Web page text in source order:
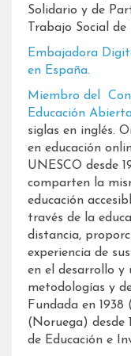
Solidario y de
Trabajo Social
Embajadora
en España.
Miembro del
Educación
siglas en inglés.
en educación
UNESCO desde
comparten la
educación
través de la
distancia,
experiencia de
en el desarrollo y
metodologías y
Fundada en
(Noruega) desde
de Educación e